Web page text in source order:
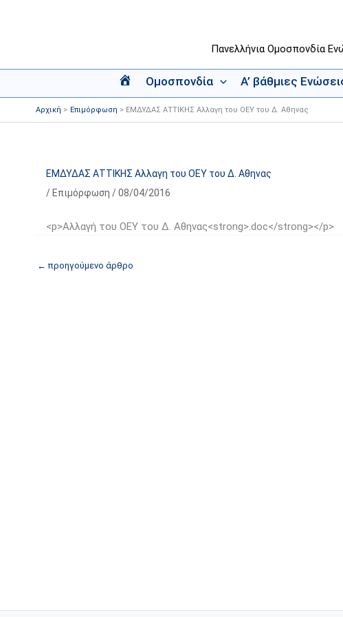
Πανελλήνια Ομοσπονδία
Α
χ
ή
Ομοσπονδία Α’ βάθμιες
Αρχική Επιμόρφωση ΕΜΔΥΔΑΣ ΑΤΤΙΚΗΣ Αλλαγη του ΟΕΥ του Δ. Αθηνας
ΕΜΔΥΔΑΣ ΑΤΤΙΚΗΣ Αλλαγη του ΟΕΥ του Δ. Αθηνας
/ Επιμόρφωση /08/04/2016
<p>Αλλαγή του ΟΕΥ του Δ. Αθηνας<strong>.doc</strong></p>
← προηγούμενο άρθρο